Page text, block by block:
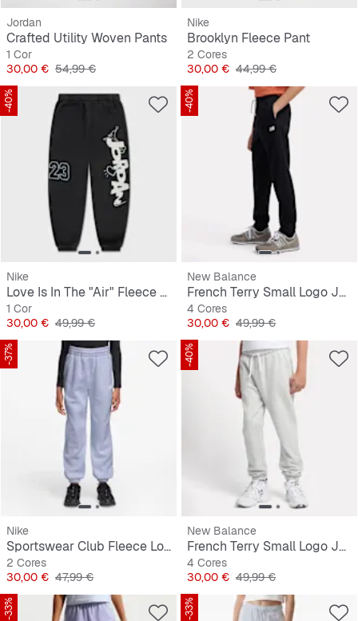
Jordan
Crafted Utility Woven Pants
1 Cor
Preço
30,00 € Preço original
54,99 €
Nike
Brooklyn Fleece Pant
2 Cores
Preço
30,00 € Preço original
44,99 €
-40%
Nike
Love Is In The "Air" Fleece Pant
1 Cor
Preço
30,00 € Preço original
49,99 €
-40%
New Balance
French Terry Small Logo Jogger
4 Cores
Preço
30,00 € Preço original
49,99 €
-37%
Nike
Sportswear Club Fleece Loose Graphic Pant
2 Cores
Preço
30,00 € Preço original
47,99 €
-40%
New Balance
French Terry Small Logo Jogger
4 Cores
Preço
30,00 € Preço original
49,99 €
-33% -33%